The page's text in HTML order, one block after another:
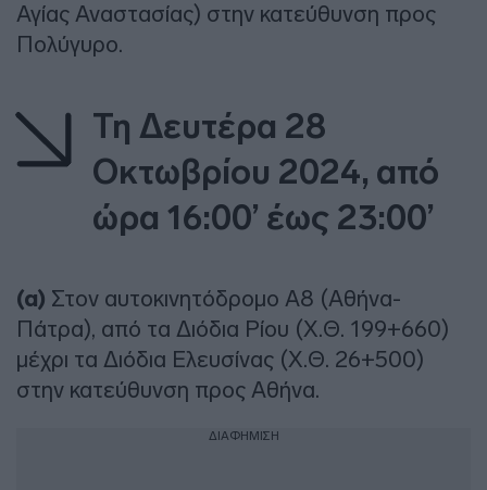
Αγίας Αναστασίας) στην κατεύθυνση προς
Πολύγυρο.
Τη Δευτέρα 28
Οκτωβρίου 2024, από
ώρα 16:00’ έως 23:00’
(α) Στον αυτοκινητόδρομο Α8 (Αθήνα-
Πάτρα), από τα Διόδια Ρίου (Χ.Θ. 199+660)
μέχρι τα Διόδια Ελευσίνας (Χ.Θ. 26+500)
στην κατεύθυνση προς Αθήνα.
ΔΙΑΦΗΜΙΣΗ